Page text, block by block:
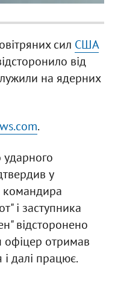
сил США
від
на ядерних
.
ударного
у
командира
і заступника
відсторонено
отримав
далі працює.